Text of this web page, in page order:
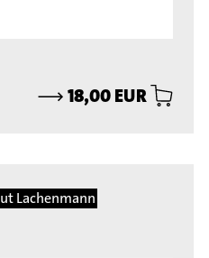
⟶18,00 EUR
Lachenmann